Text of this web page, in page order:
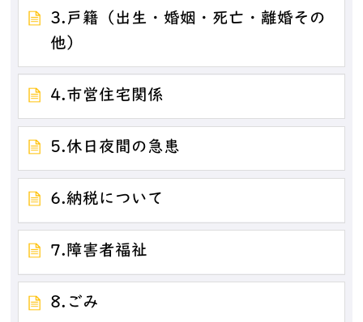
3.戸籍（出生・婚姻・死亡・離婚その
他）
4.市営住宅関係
5.休日夜間の急患
6.納税について
7.障害者福祉
8.ごみ